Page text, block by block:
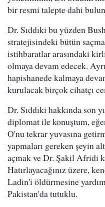
bir resmi talepte dahi
Dr. Sıddıki bu yüzden
stratejisindeki bütün
istihbaratlar arasındaki
olmaya devam edecek.
hapishanede kalmaya
kurulacak birçok cihatçı
Dr. Sıddıki hakkında son
diplomat ile konuştum,
O'nu tekrar yuvasına
yapmaları gereken şeyin
açmak ve Dr. Şakil Afridi
Hatırlayacağınız üzere,
Ladin'i öldürmesine
Pakistan'da tutuklu.